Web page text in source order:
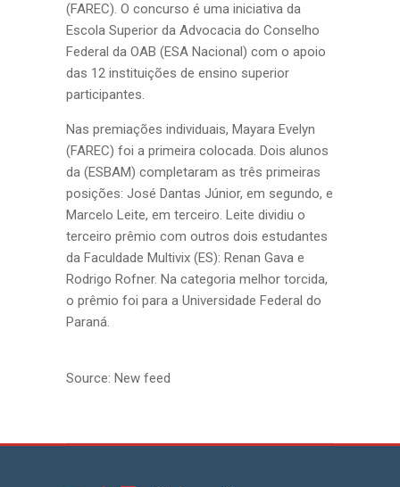
(FAREC). O concurso é uma iniciativa da
Escola Superior da Advocacia do Conselho
Federal da OAB (ESA Nacional) com o apoio
das 12 instituições de ensino superior
participantes.
Nas premiações individuais, Mayara Evelyn
(FAREC) foi a primeira colocada. Dois alunos
da (ESBAM) completaram as três primeiras
posições: José Dantas Júnior, em segundo, e
Marcelo Leite, em terceiro. Leite dividiu o
terceiro prêmio com outros dois estudantes
da Faculdade Multivix (ES): Renan Gava e
Rodrigo Rofner. Na categoria melhor torcida,
o prêmio foi para a Universidade Federal do
Paraná.
Source: New feed